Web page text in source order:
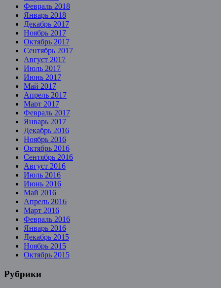
Февраль 2018
Январь 2018
Декабрь 2017
Ноябрь 2017
Октябрь 2017
Сентябрь 2017
Август 2017
Июль 2017
Июнь 2017
Май 2017
Апрель 2017
Март 2017
Февраль 2017
Январь 2017
Декабрь 2016
Ноябрь 2016
Октябрь 2016
Сентябрь 2016
Август 2016
Июль 2016
Июнь 2016
Май 2016
Апрель 2016
Март 2016
Февраль 2016
Январь 2016
Декабрь 2015
Ноябрь 2015
Октябрь 2015
Рубрики